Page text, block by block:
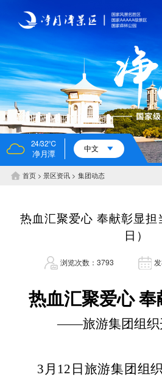
24/32℃
净月潭 中文
首页 景区资讯 集团动态
热血汇聚爱心 奉献彰显担
日）
浏览次数：3793
热血汇聚爱心 奉
——旅游集团组织
3月12日旅游集团组